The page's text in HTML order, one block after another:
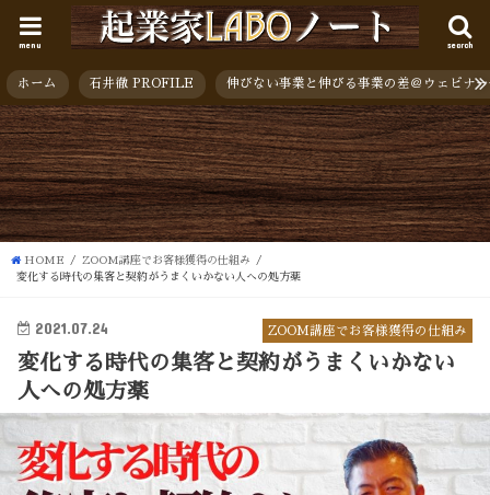
search
menu
ホーム 石井徹 PROFILE 伸びない事業と伸びる事業の差＠ウェビナ
HOME
ZOOM講座でお客様獲得の仕組み
変化する時代の集客と契約がうまくいかない人への処方薬
ZOOM講座でお客様獲得の仕組み
2021.07.24
変化する時代の集客と契約がうまくいかない
人への処方薬